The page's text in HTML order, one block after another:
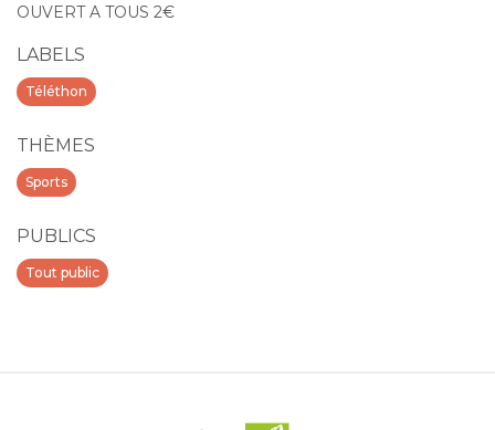
OUVERT A TOUS 2€
LABELS
Téléthon
THÈMES
Sports
PUBLICS
Tout public